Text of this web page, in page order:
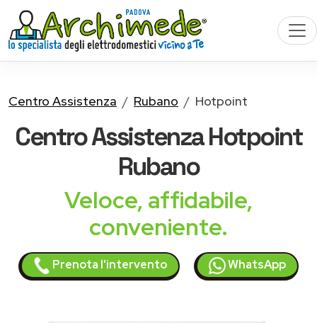
Centro Assistenza Rubano Hotpoint
Centro AssistenzaHotpoint
Rubano
Veloce, affidabile,
conveniente.
Prenota l'intervento WhatsApp